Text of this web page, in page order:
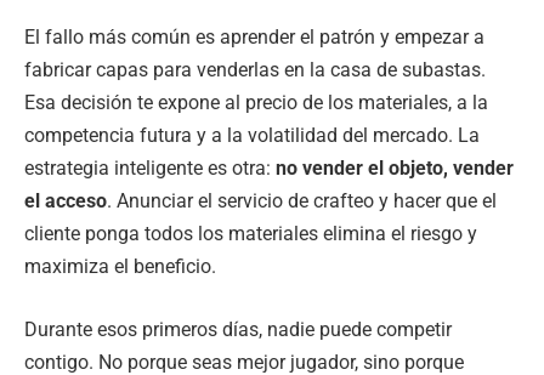
El fallo más común es aprender el patrón y empezar a
fabricar capas para venderlas en la casa de subastas.
Esa decisión te expone al precio de los materiales, a la
competencia futura y a la volatilidad del mercado. La
estrategia inteligente es otra: no vender el objeto, vender
el acceso. Anunciar el servicio de crafteo y hacer que el
cliente ponga todos los materiales elimina el riesgo y
maximiza el beneficio.
Durante esos primeros días, nadie puede competir
contigo. No porque seas mejor jugador, sino porque